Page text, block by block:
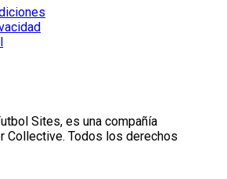
Sites, es una compañía
Collective. Todos los derechos